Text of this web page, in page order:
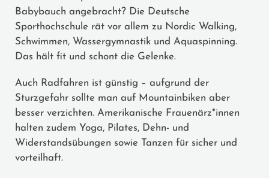
Babybauch angebracht? Die Deutsche
Sporthochschule rät vor allem zu Nordic Walking,
Schwimmen, Wassergymnastik und Aquaspinning.
Das hält fit und schont die Gelenke.
Auch Radfahren ist günstig – aufgrund der
Sturzgefahr sollte man auf Mountainbiken aber
besser verzichten. Amerikanische Frauenärz*innen
halten zudem Yoga, Pilates, Dehn- und
Widerstandsübungen sowie Tanzen für sicher und
vorteilhaft.